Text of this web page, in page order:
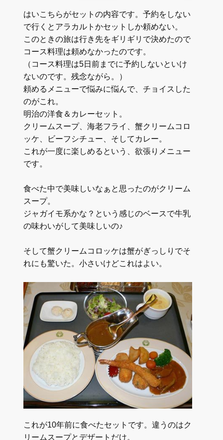
はいこちらがセットの内容です。予約をしない
で行くとアラカルトかセットしか頼めない。
このときの旅は行き先をギリギリで決めたので
コース料理は頼めなかったのです。
（コース料理は5日前までに予約しないといけ
ないのです。残念ながら。）
頼めるメニューで悩みに悩んで、チョイスした
のがこれ。
明治の洋食＆カレーセット。
クリームスープ、海老フライ、蟹クリームコロ
ッケ、ビーフシチュー、そしてカレー。
これが一度に楽しめるという、欲張りメニュー
です。
食べた中で美味しいなぁと思ったのがクリーム
スープ。
ジャガイモ系かな？という感じのベースで牛乳
の味わいがして美味しいの♪
そして蟹クリームコロッケは蟹がぎっしりでそ
れにも驚いた。小さいけどこれはよい。
これが10年前に食べたセットです。違うのはク
リームスープとデザートだけ。